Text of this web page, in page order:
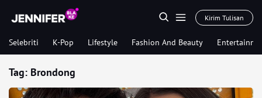
Kirim Tulisan
Selebriti K-Pop Lifestyle Fashion And Beauty
Tag: Brondong